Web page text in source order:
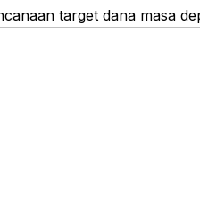
target dana masa